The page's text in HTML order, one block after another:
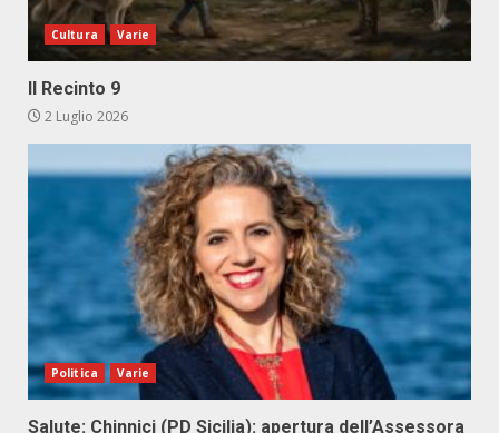
Cultura Varie
Il Recinto 9
2 Luglio 2026
Politica Varie
Salute: Chinnici (PD Sicilia): apertura dell’Assessora